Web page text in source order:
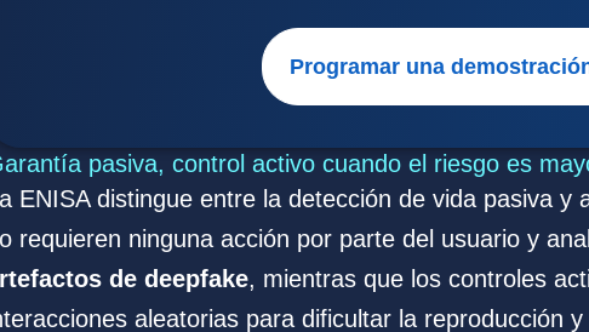
Programar una
pasiva, control activo cuando el riesgo es
ENISA distingue entre la detección de vida pasiva y
requieren ninguna acción por parte del usuario y
de deepfake, mientras que los controles
aleatorias para dificultar la reproducción